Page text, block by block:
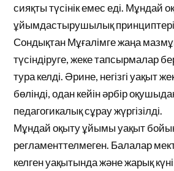
сияқты түсінік емес еді. Мұндай
ұйымдастырушылық принциптері
Сондықтан Мұғалімге жаңа
түсіндіруге, жеке тапсырмалар
тура келді. Әрине, негізгі уақыт
бөлінді, одан кейін әрбір
педагогикалық сұрау жүргізілді.
Мұндай оқыту ұйымы уақыт
регламенттелмеген. Балалар
келген уақытында және жарық